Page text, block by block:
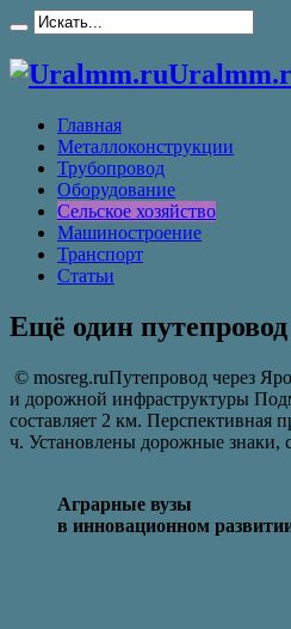
Главная
Металлоконструкции
Трубопровод
Оборудование
Сельское хозяйство
Машиностроение
Транспорт
Статьи
Ещё один
© mosreg.ruПутепровод через
и дорожной инфраструктуры
составляет 2 км. Перспективная
ч. Установлены дорожные
Аграрные вузы
в инновационном